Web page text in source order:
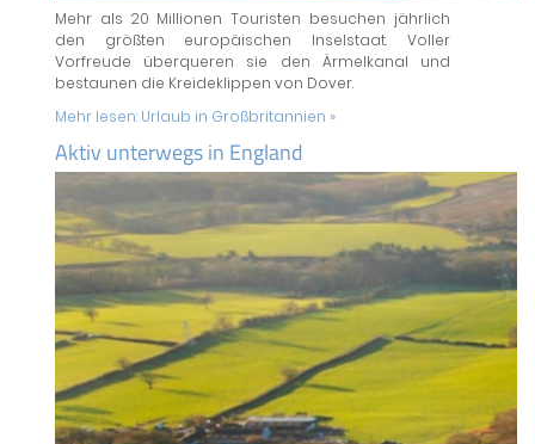
Mehr als 20 Millionen Touristen besuchen jährlich
den größten europäischen Inselstaat. Voller
Vorfreude überqueren sie den Ärmelkanal und
bestaunen die Kreideklippen von Dover.
Mehr lesen: Urlaub in Großbritannien »
Aktiv unterwegs in England